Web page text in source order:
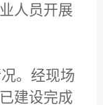
人员开展
。 经现场
建设完成